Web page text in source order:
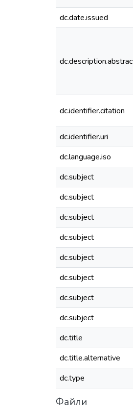
dc.date.issued
dc.identifier.citation
dc.identifier.uri
dc.language.iso
dc.subject
dc.subject
dc.subject
dc.subject
dc.subject
dc.subject
dc.subject
dc.subject
dc.title
dc.title.alternative
dc.type
Файли